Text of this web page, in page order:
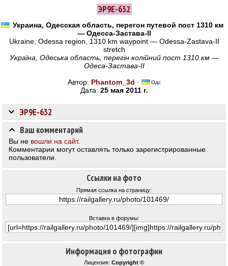
ЭР9Е-632
Украина, Одесская область, перегон путевой пост 1310 км
— Одесса-Застава-II
Ukraine, Odessa region, 1310 km waypoint — Odessa-Zastava-II
stretch
Україна, Одеська область, перегін колійний пост 1310 км —
Одеса-Застава-II
Автор: Phantom_3d · Одс
Дата: 25 мая 2011 г.
Информация о фотографии
Лицензия: Copyright ©
Ссылки на фото
Прямая ссылка на страницу:
Вставка в форумы:
ЭР9Е-632
Ваш комментарий
Вы не вошли на сайт.
Комментарии могут оставлять только зарегистрированные
пользователи.